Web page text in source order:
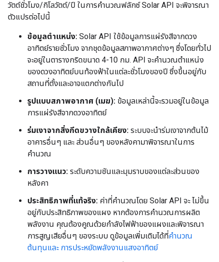
วัตต์ชั่วโมง/กิโลวัตต์/ปี ในการคำนวณฟลักซ์ Solar API จะพิจารณา
ตัวแปรต่อไปนี้
ข้อมูลตำแหน่ง: Solar API ใช้ข้อมูลการแผ่รังสีจากดวง
อาทิตย์รายชั่วโมง จากชุดข้อมูลสภาพอากาศต่างๆ ซึ่งโดยทั่วไป
จะอยู่ในตารางกริดขนาด 4-10 กม. API จะคำนวณตำแหน่ง
ของดวงอาทิตย์บนท้องฟ้าในแต่ละชั่วโมงของปี ซึ่งขึ้นอยู่กับ
สถานที่ตั้งและอาจแตกต่างกันไป
รูปแบบสภาพอากาศ (เมฆ): ข้อมูลเหล่านี้จะรวมอยู่ในข้อมูล
การแผ่รังสีจากดวงอาทิตย์
ร่มเงาจากสิ่งกีดขวางใกล้เคียง: ระบบจะนำร่มเงาจากต้นไม้
อาคารอื่นๆ และ ส่วนอื่นๆ ของหลังคามาพิจารณาในการ
คำนวณ
การวางแนว: ระดับความชันและมุมราบของแต่ละส่วนของ
หลังคา
ประสิทธิภาพที่แท้จริง: ค่าที่คำนวณโดย Solar API จะ ไม่ขึ้น
อยู่กับประสิทธิภาพของแผง หากต้องการคำนวณการผลิต
พลังงาน คุณต้องคูณด้วยกำลังไฟฟ้าของแผงและพิจารณา
การสูญเสียอื่นๆ ของระบบ ดูข้อมูลเพิ่มเติมได้ที่คำนวณ
ต้นทุนและ การประหยัดพลังงานแสงอาทิตย์